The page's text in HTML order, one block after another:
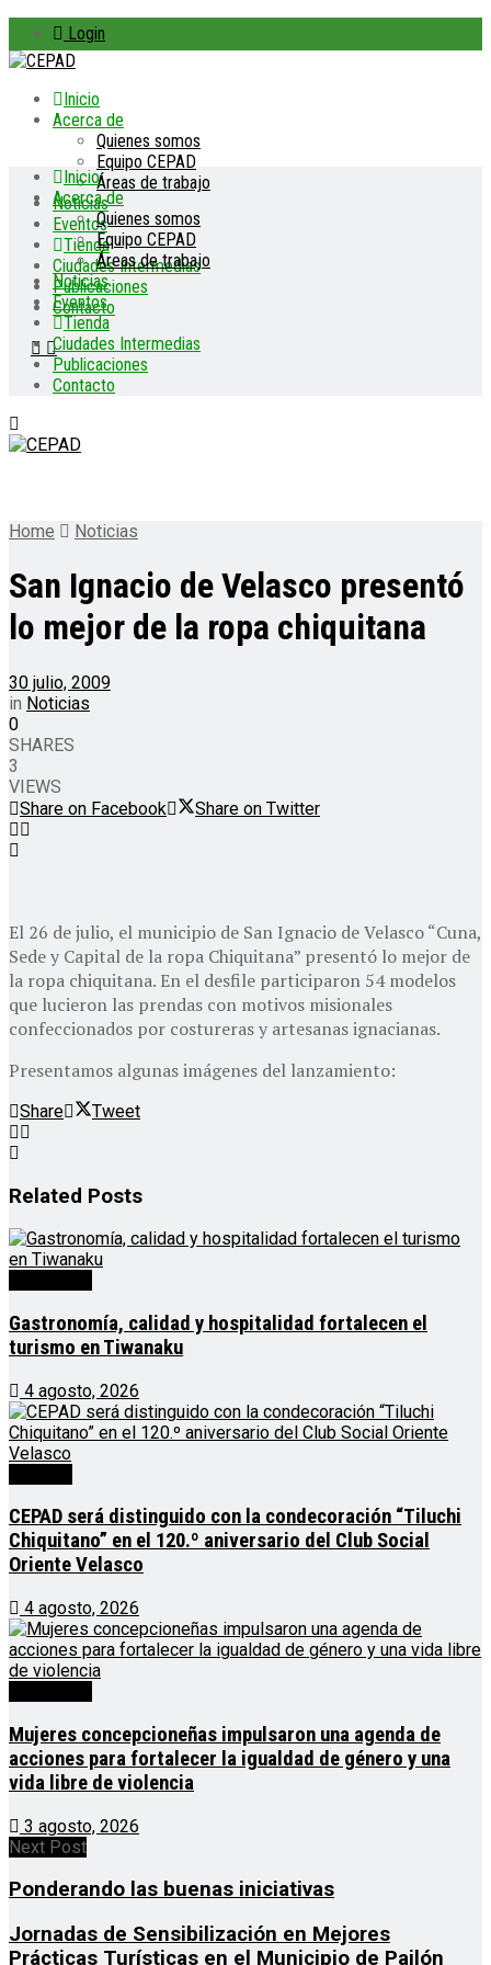
Login
Inicio
Acerca de
Quienes somos
Equipo CEPAD
Áreas de trabajo
Noticias
Eventos
Tienda
Ciudades Intermedias
Publicaciones
Contacto
Inicio
Acerca de
Quienes somos
Equipo CEPAD
Áreas de trabajo
Noticias
Eventos
Tienda
Ciudades Intermedias
Publicaciones
Contacto
Home Noticias
San Ignacio de Velasco presentó
lo mejor de la ropa chiquitana
30 julio, 2009
in Noticias
0
SHARES
3
VIEWS
Share on Facebook
Share on Twitter
El 26 de julio, el municipio de San Ignacio de Velasco “Cuna,
Sede y Capital de la ropa Chiquitana” presentó lo mejor de
la ropa chiquitana. En el desfile participaron 54 modelos
que lucieron las prendas con motivos misionales
confeccionados por costureras y artesanas ignacianas.
Presentamos algunas imágenes del lanzamiento:
Share Tweet
Related Posts
Gastronomía, calidad y hospitalidad fortalecen el
turismo en Tiwanaku
4 agosto, 2026
CEPAD será distinguido con la condecoración “Tiluchi
Chiquitano” en el 120.º aniversario del Club Social
Oriente Velasco
4 agosto, 2026
Mujeres concepcioneñas impulsaron una agenda de
acciones para fortalecer la igualdad de género y una
vida libre de violencia
3 agosto, 2026
Next Post
Ponderando las buenas iniciativas
Jornadas de Sensibilización en Mejores
Prácticas Turísticas en el Municipio de Pailón